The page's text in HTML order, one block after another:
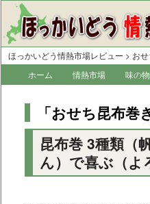
ほっかいどう情熱市場レビュー > お
イ
メ
コ
ン
サ
ン
テ
ホーム 情熱市場 味の
「おせち昆布巻
昆布巻 3種類（
ん）で喜ぶ（よ